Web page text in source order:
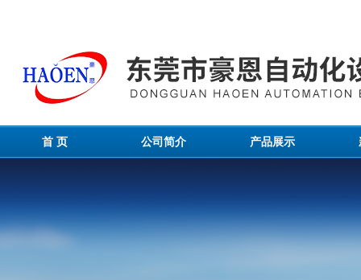
首 页 公司简介 产品展示